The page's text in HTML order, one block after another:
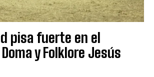
pisa fuerte en el
y Folklore Jesús